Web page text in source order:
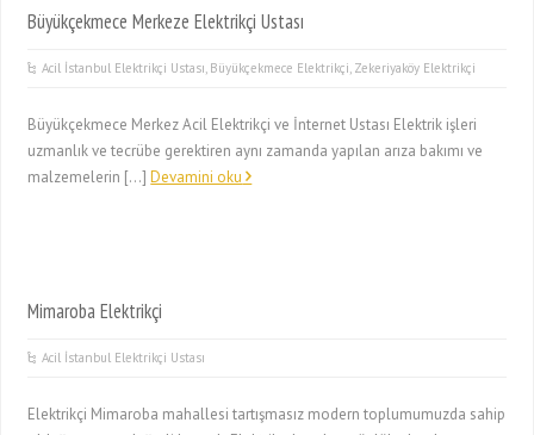
Büyükçekmece Merkeze Elektrikçi Ustası
Acil İstanbul Elektrikçi Ustası, Büyükçekmece Elektrikçi, Zekeriyaköy Elektrikçi
Büyükçekmece Merkez Acil Elektrikçi ve İnternet Ustası Elektrik işleri
uzmanlık ve tecrübe gerektiren aynı zamanda yapılan arıza bakımı ve
malzemelerin […]Devamini oku
Mimaroba Elektrikçi
Acil İstanbul Elektrikçi Ustası
Elektrikçi Mimaroba mahallesi tartışmasız modern toplumumuzda sahip